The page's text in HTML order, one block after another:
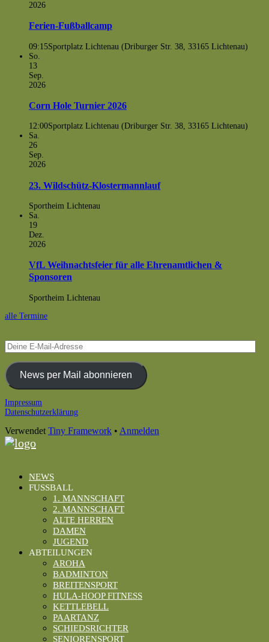
2026
Ferien-Fußballcamp
09:15Sportplatz Lichtenau (Driburger Str. 38, 33165 Lichtenau)
So.
13
Sep.
2026
Corn Hole Turnier 2026
12:00Sportplatz Lichtenau (Driburger Str. 38, 33165 Lichtenau)
Sa.
26
Sep.
2026
23. Wildschütz-Klostermannlauf
Sportheim Lichtenau
Sa.
19
Dez.
2026
VfL Weihnachtsfeier für alle Ehrenamtlichen &
Sponsoren
Sportheim Lichtenau
alle Termine
Deine
E-
Mail-
AdresseNews per Mail abonnieren
Footer
Inhalt
Impressum
Datenschutzerklärung
Verwendet Tiny Framework • Anmelden
NEWS
FUSSBALL
1. MANNSCHAFT
2. MANNSCHAFT
ALTE HERREN
DAMEN
JUGEND
ABTEILUNGEN
AROHA
BADMINTON
BREITENSPORT
HULA-HOOP FITNESS
KETTLEBELL
PAARTANZ
SCHIEDSRICHTER
SENIORENSPORT